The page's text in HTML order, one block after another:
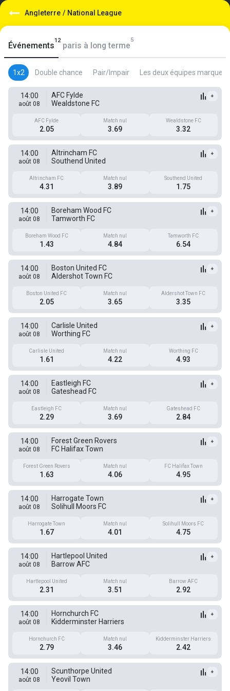
Angleterre / National League
Événements
12
paris à long terme
5
1x2 Double chance Pair/Impair Les deux équipes marquent
14:00
août 08
AFC Fylde
Wealdstone FC
+
AFC Fylde
2.05
Match nul
3.69
Wealdstone FC
3.32
14:00
août 08
Altrincham FC
Southend United
+
Altrincham FC
4.31
Match nul
3.89
Southend United
1.75
14:00
août 08
Boreham Wood FC
Tamworth FC
+
Boreham Wood FC
1.43
Match nul
4.84
Tamworth FC
6.54
14:00
août 08
Boston United FC
Aldershot Town FC
+
Boston United FC
2.05
Match nul
3.65
Aldershot Town FC
3.35
14:00
août 08
Carlisle United
Worthing FC
+
Carlisle United
1.61
Match nul
4.22
Worthing FC
4.93
14:00
août 08
Eastleigh FC
Gateshead FC
+
Eastleigh FC
2.29
Match nul
3.69
Gateshead FC
2.84
14:00
août 08
Forest Green Rovers
FC Halifax Town
+
Forest Green Rovers
1.63
Match nul
4.06
FC Halifax Town
4.95
14:00
août 08
Harrogate Town
Solihull Moors FC
+
Harrogate Town
1.67
Match nul
4.01
Solihull Moors FC
4.75
14:00
août 08
Hartlepool United
Barrow AFC
+
Hartlepool United
2.31
Match nul
3.51
Barrow AFC
2.92
14:00
août 08
Hornchurch FC
Kidderminster Harriers
+
Hornchurch FC
2.79
Match nul
3.46
Kidderminster Harriers
2.42
14:00
août 08
Scunthorpe United
Yeovil Town
+